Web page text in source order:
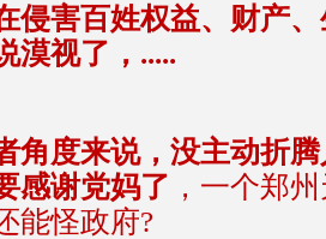
侵害百姓权益、财产
漠视了，.....
角度来说，没主动折
感谢党妈了 ，一个郑
能怪政府?